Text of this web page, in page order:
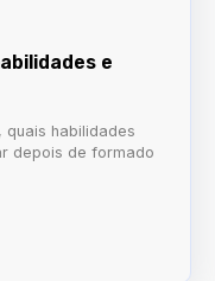
e
quais habilidades
depois de formado